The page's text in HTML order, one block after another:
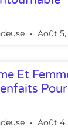
Août 5,
Et
Août